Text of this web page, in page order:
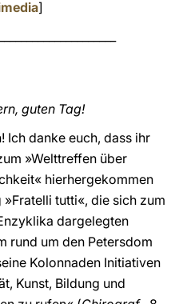
]
guten Tag!
Ich danke euch, dass ihr
»Welttreffen über
hierhergekommen
tutti«, die sich zum
dargelegten
rund um den Petersdom
Kolonnaden Initiativen
Kunst, Bildung und